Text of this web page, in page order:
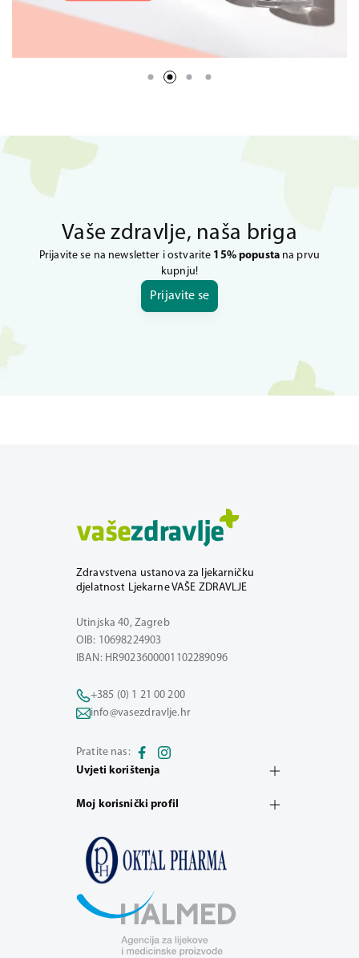
Vaše zdravlje, naša briga
Prijavite se na newsletter i ostvarite 15% popustana prvu
kupnju!
Prijavite se
Zdravstvena ustanova za ljekarničku
djelatnost Ljekarne VAŠE ZDRAVLJE
Utinjska 40, Zagreb
OIB: 10698224903
IBAN: HR9023600001102289096
+385 (0) 1 21 00 200
info@vasezdravlje.hr
Pratite nas:
Uvjeti korištenja
Moj korisnički profil